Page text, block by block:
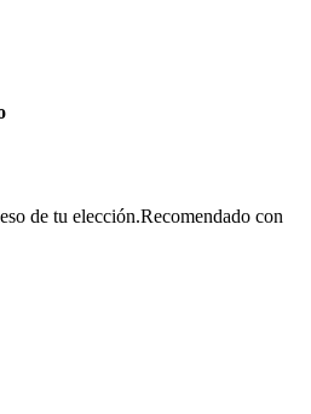
de tu elección.Recomendado con